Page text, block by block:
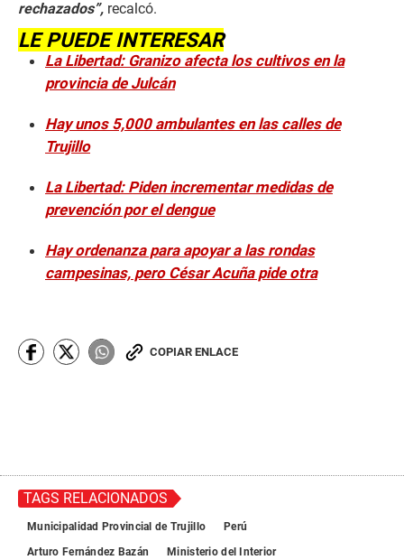
rechazados”, recalcó.
LE PUEDE INTERESAR
La Libertad: Granizo afecta los cultivos en la
provincia de Julcán
Hay unos 5,000 ambulantes en las calles de
Trujillo
La Libertad: Piden incrementar medidas de
prevención por el dengue
Hay ordenanza para apoyar a las rondas
campesinas, pero César Acuña pide otra
COPIAR ENLACE
TAGS RELACIONADOS
Municipalidad Provincial de Trujillo
Perú
Arturo Fernández Bazán
Ministerio del Interior